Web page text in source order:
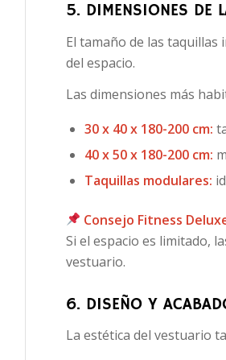
5. DIMENSIONES DE
El tamaño de las
del espacio.
Las dimensiones más
30 x 40 x 180-200 cm:
40 x 50 x 180-200 cm:
Taquillas modulares:
Consejo Fitness
Si el espacio es limitado,
vestuario.
6. DISEÑO Y
La estética del vestuario